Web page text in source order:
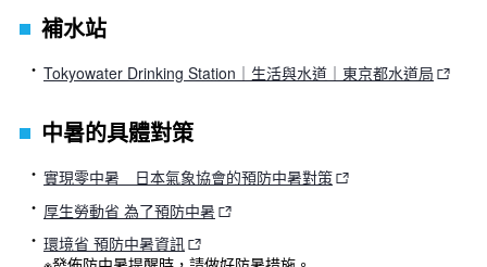
補水站
Tokyowater Drinking Station｜生活與水道｜東京都水道局
中暑的具體對策
實現零中暑 日本氣象協會的預防中暑對策
厚生勞動省 為了預防中暑
環境省 預防中暑資訊